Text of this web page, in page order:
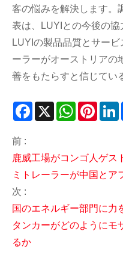
客の悩みを解決します。
表は、LUYIとの今後の協
LUYIの製品品質とサー
ーラーがオーストリアの
善をもたらすと信じてい
Facebook
X WhatsApp
前 :
鹿威工場がコンゴ人ゲス
ミトレーラーが中国とア
次 :
国のエネルギー部門に力
タンカーがどのようにモ
るか